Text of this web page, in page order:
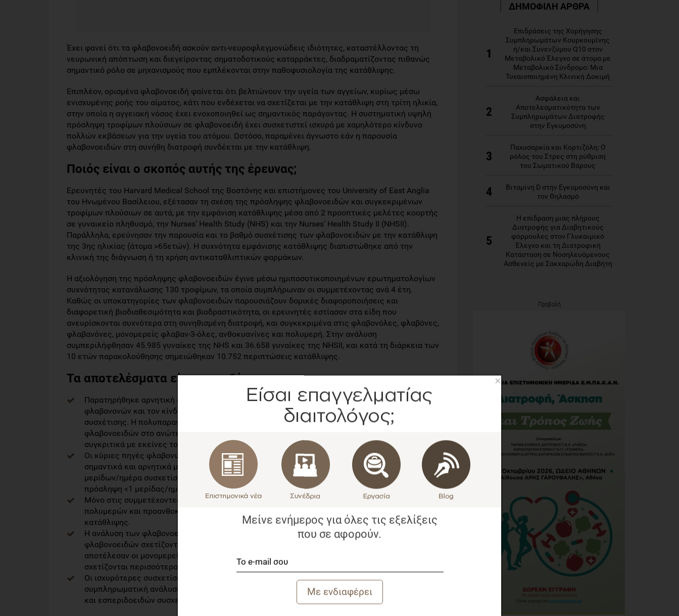
Έχει φανεί ότι τα φλαβονοειδή ασκούν αντι-νευροφλεγμονώδεις ιδιότητες, καταστέλλοντας τη
νευρωνική απόπτωση και διεγείροντας σηματοδοτικούς καταρράκτες, διαδραματίζοντας πιθανώς
σημαντικό ρόλο σε μηχανισμούς που εμπλέκονται στην παθοφυσιολογία της κατάθλιψης.
Επιπλέον, ορισμένα φλαβονοειδή φαίνεται ότι βελτιώνουν την υγεία των αγγείων, κυρίως μέσω
ενισχυμένης ροής του αίματος, κάτι που ενδέχεται να σχετίζεται με την κατάθλιψη στη τρίτη ηλικία,
στην οποία η αγγειακή νόσος έχει ενοχοποιηθεί ως σημαντικός παράγοντας. Η συστηματική υψηλή
πρόσληψη τροφίμων πλούσιων σε φλαβονοειδή έχει συσχετιστεί ισχυρά με χαμηλότερο κίνδυνο
πολλών εκβάσεων για την υγεία του ατόμου. Ωστόσο, παραμένει άγνωστο εάν η παρουσία
φλαβονοειδών στη συνήθη διατροφή συνδέεται με την κατάθλιψη.
Ποιός είναι ο σκοπός αυτής της έρευνας;
Ερευνητές του Harvard Medical School της Βοστόνης και επιστήμονες του University of East Anglia
του Ηνωμένου Βασίλειου, εξέτασαν τη σχέση της πρόσληψης φλαβονοειδών και συγκεκριμένων
τροφίμων πλούσιων σε αυτά, με την εμφάνιση κατάθλιψης μέσα από 2 προοπτικές μελέτες κοορτής
σε γυναικείο πληθυσμό, την Nurses’ Health Study (NHS) και την Nurses’ Health Study II (NHSII).
Παράλληλα, ερεύνησαν την παρουσία και το βαθμό συσχέτισης των φλαβονοειδών με την κατάθλιψη
της 3ης ηλικίας (άτομα >65ετών). Η συχνότητα εμφάνισης κατάθλιψης διαπιστώθηκε από την
κλινική της διάγνωση ή τη χρήση αντικαταθλιπτικών φαρμάκων.
Η αξιολόγηση της πρόσληψης φλαβονοειδών έγινε μέσω ημιποσοτικοποιημένων ερωτηματολογίων
συχνότητας κατανάλωσης 130 τροφίμων, τα οποία συμπλήρωναν οι συμμετέχοντας ανά 4 έτη.
Καθώς οι υποκατηγορίες των φλαβονοειδών παρουσιάζουν δομικές διαφοροποιήσεις και
διαφορετική βιοδιαθεσιμότητα και βιοδραστικότητα, οι ερευνητές εστίασαν στα είδη που
ανευρίσκονται συχνότερα στη συνηθισμένη διατροφή, και συγκεκριμένα στις φλαβονόλες, φλαβόνες,
φλαβανόνες, μονομερείς φλαβαν-3-όλες, ανθοκυανίνες και πολυμερή. Στην ανάλυση
συμπεριλήφθησαν 45.985 γυναίκες της NHS και 36.658 γυναίκες της NHSII, και κατά τη διάρκεια των
10 ετών παρακολούθησης σημειώθηκαν 10.752 περιπτώσεις κατάθλιψης.
Τα αποτελέσματα είχαν ως εξής
Παρατηρήθηκε αρνητική συσχέτιση ανάμεσα στην πρόσληψη φλαβονολών, φλαβονών,
φλαβανονών και τον κίνδυνο εκδήλωσης κατάθλιψης, με ενδείξεις αρνητικής γραμμικής
συσχέτισης. Η πολυπαραγοντική ανάλυση έδειξε ότι οι γυναίκες με πρόσληψη των παραπάνω
φλαβονοειδών στο ανώτερο πεμπτημόριο είχαν 7-10% χαμηλότερο κίνδυνο κατάθλιψης,
συγκριτικά με εκείνες του χαμηλότερου πεμπτημορίου.
Οι κύριες πηγές φλαβονών και φλαβανονών (εσπεριδοειδή και οι χυμοί τους) συσχετίστηκαν
σημαντικά και αρνητικά με τον κίνδυνο κατάθλιψης, με δοσο-εξαρτώμενο τρόπο. Πρόσληψη ≥2
μερίδων/ημέρα συσχετίστηκε με 18% μείωση του κινδύνου κατάθλιψης, συγκριτικά με
πρόσληψη <1 μερίδας/ημέρα.
Μόνο στις συμμετέχοντες της NHS, η υψηλότερη πρόσληψη συνολικών φλαβονοειδών,
πολυμερών και προανθοκυανιδινών συσχετίστηκε σημαντικά με 9-12% χαμηλότερο κίνδυνο
κατάθλιψης.
Η ανάλυση των φλαβονοειδών στην 3η ηλικία, έδειξε ότι σχεδόν όλες οι υποκατηγορίες
φλαβονοειδών σχετίζονται με σημαντικά χαμηλότερο κίνδυνο κατάθλιψης. Εξαίρεση
αποτέλεσαν οι μονομερείς φλαβαν-3-όλες, υποδεικνύοντας ότι οι πολυμερείς φλαβαν-3-όλες
σχετίζονται περισσότερο με την κατάθλιψη της 3ης ηλικίας, συγκριτικά με τις μονομερείς.
Οι ισχυρότερες συσχετίσεις εντοπίστηκαν για τις φλαβόνες και τις προανθοκυανιδίνες, και η
συμπληρωματική ανάλυση βάση τροφίμων έδειξε ότι η υψηλότερη πρόσληψη μήλων, αχλαδιών
και εσπεριδοειδών συσχετίστηκε με χαμηλότερο κίνδυνο κατάθλιψης.
ΔΗΜΟΦΙΛΗ ΑΡΘΡΑ
1
Επιδράσεις της Χορήγησης
Συμπληρωμάτων Κουρκουμίνης
ή/και Συνενζύμου Q10 στον
Μεταβολικό Έλεγχο σε άτομα με
Μεταβολικό Σύνδρομο: Μια
Τυχαιοποιημένη Κλινική Δοκιμή
2
Ασφάλεια και
Αποτελεσματικότητα των
Συμπληρωμάτων Διατροφής
στην Εγκυμοσύνη
3
Παχυσαρκία και Κορτιζόλη: Ο
ρόλος του Στρες στη ρύθμιση
του Σωματικού Βάρους
4
Βιταμίνη D στην Εγκυμοσύνη και
τον Θηλασμό
5
Η επίδραση μιας πλήρους
Διατροφής για Διαβητικούς
φόρμουλες στον Γλυκαιμικό
Έλεγχο και τη Διατροφική
Κατάσταση σε Νοσηλευόμενους
Ασθενείς με Σακχαρώδη Διαβήτη
Προβολή
×
Μείνε ενήμερος για όλες τις εξελίξεις
που σε αφορούν.